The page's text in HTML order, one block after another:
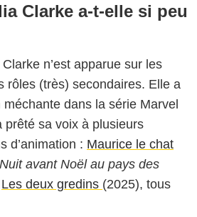
Clarke a-t-elle si peu
n’est apparue sur les
rôles (très) secondaires. Elle a
dans la série Marvel
prêté sa voix à plusieurs
d’animation : Maurice le chat
avant Noël au pays des
Les deux gredins (2025), tous